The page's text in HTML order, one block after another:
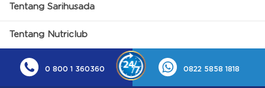
Tentang Sarihusada
Tentang Nutriclub
0 800 1 360360 0822 5858 1818